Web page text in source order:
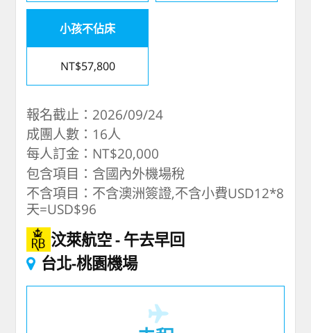
小孩不佔床
NT$57,800
報名截止：2026/09/24
成團人數：16人
每人訂金：NT$20,000
包含項目：含國內外機場稅
不含項目：不含澳洲簽證,不含小費USD12*8
天=USD$96
汶萊航空 午去早回
台北-桃園機場